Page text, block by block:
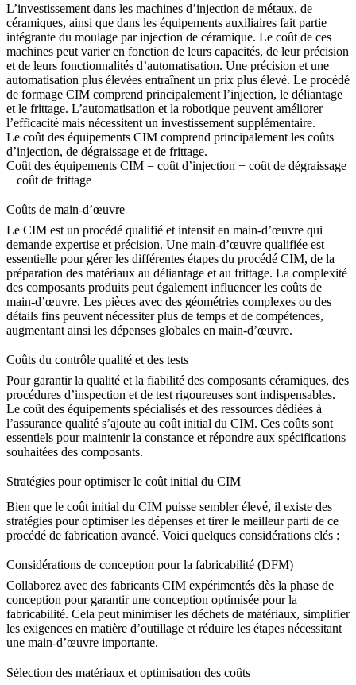
L’investissement dans les machines d’injection de métaux, de
céramiques, ainsi que dans les équipements auxiliaires fait partie
intégrante du moulage par injection de céramique. Le coût de ces
machines peut varier en fonction de leurs capacités, de leur précision
et de leurs fonctionnalités d’automatisation. Une précision et une
automatisation plus élevées entraînent un prix plus élevé. Le procédé
de formage CIM comprend principalement l’injection, le déliantage
et le frittage. L’automatisation et la robotique peuvent améliorer
l’efficacité mais nécessitent un investissement supplémentaire.
Le coût des équipements CIM comprend principalement les coûts
d’injection, de dégraissage et de frittage.
Coût des équipements CIM = coût d’injection + coût de dégraissage
+ coût de frittage
Coûts de main-d’œuvre
Le CIM est un procédé qualifié et intensif en main-d’œuvre qui
demande expertise et précision. Une main-d’œuvre qualifiée est
essentielle pour gérer les différentes étapes du procédé CIM, de la
préparation des matériaux au déliantage et au frittage. La complexité
des composants produits peut également influencer les coûts de
main-d’œuvre. Les pièces avec des géométries complexes ou des
détails fins peuvent nécessiter plus de temps et de compétences,
augmentant ainsi les dépenses globales en main-d’œuvre.
Coûts du contrôle qualité et des tests
Pour garantir la qualité et la fiabilité des composants céramiques, des
procédures d’inspection et de test rigoureuses sont indispensables.
Le coût des équipements spécialisés et des ressources dédiées à
l’assurance qualité s’ajoute au coût initial du CIM. Ces coûts sont
essentiels pour maintenir la constance et répondre aux spécifications
souhaitées des composants.
Stratégies pour optimiser le coût initial du CIM
Bien que le coût initial du CIM puisse sembler élevé, il existe des
stratégies pour optimiser les dépenses et tirer le meilleur parti de ce
procédé de fabrication avancé. Voici quelques considérations clés :
Considérations de conception pour la fabricabilité (DFM)
Collaborez avec des fabricants CIM expérimentés dès la phase de
conception pour garantir une conception optimisée pour la
fabricabilité. Cela peut minimiser les déchets de matériaux, simplifier
les exigences en matière d’outillage et réduire les étapes nécessitant
une main-d’œuvre importante.
Sélection des matériaux et optimisation des coûts